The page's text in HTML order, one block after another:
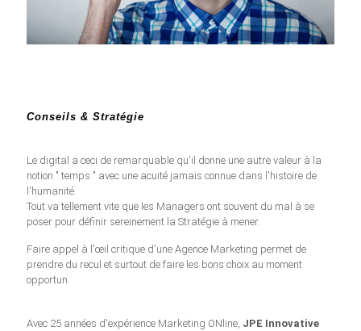
Conseils & Stratégie
Le digital a ceci de remarquable qu'il donne une autre valeur à la
notion " temps " avec une acuité jamais connue dans l'histoire de
l'humanité.
Tout va tellement vite que les Managers ont souvent du mal à se
poser pour définir sereinement la Stratégie à mener.
Faire appel à l'œil critique d'une Agence Marketing permet de
prendre du recul et surtout de faire les bons choix au moment
opportun.
Avec 25 années d'expérience Marketing ONline, JPE Innovative